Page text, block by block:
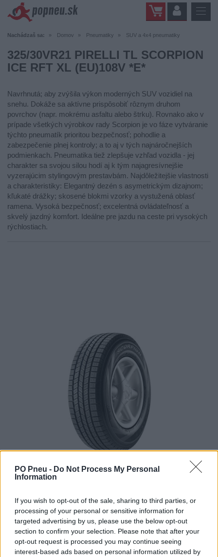
PO Pneu - Do Not Process My Personal
Information
If you wish to opt-out of the sale, sharing to third parties, or
processing of your personal or sensitive information for
targeted advertising by us, please use the below opt-out
section to confirm your selection. Please note that after your
opt-out request is processed you may continue seeing
interest-based ads based on personal information utilized by
Nachádzaš sa: Domov Pneumatiky SUV a 4x4 pneumatiky
325/30VR21 PIRELLI TL SCORPION
ICE RFT XL (EU)108V *E*
Navrhnutá; aby zvýšila výkon moderných SUV vozidiel na
snehu. Dokáže sa aktívne prispôsobiť rôznym druhom
povrchov (napr. mokrému asfaltu alebo štrku). Rovnako ako v
prípade všetkých výrobkov rady Scorpion je vo fáze vytváranie
týchto pneumatík prioritou bezpečnosť; pohodlie a
zabezpečenie plnej kontroly; a to aj v tých najnáročnejších
podmienkach. Pneumatika tiež zlepšuje vzhľad vozidla - jej
charakter sa svojou silou hodí aj k tým najagresívnejšie
vyzerajúcim stylingovým prestavbám. Najdôležitejšie vlastnosti
a charakteristiky: Elegantný dezén s asymetrickým dizajnom;
kľukaté drážky; skosené blokmi vzorky a vystužená oblasť
ramena. Vysoká bezpečnosť; excelentná ovládateľnosť a
skvelý jazdný komfort. Ideálne pre jazdu na ceste pri vysokých
rýchlostiach.